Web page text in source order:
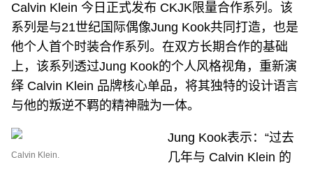
Calvin Klein 今日正式发布 CKJK限量合作系列。该
系列是与21世纪国际偶像Jung Kook共同打造，也是
他个人首个时装合作系列。在双方长期合作的基础
上，该系列透过Jung Kook的个人风格视角，重新演
绎 Calvin Klein 品牌核心单品，将其独特的设计语言
与他的叛逆不羁的精神融为一体。
Calvin Klein.
Jung Kook表示：“过去
几年与 Calvin Klein 的